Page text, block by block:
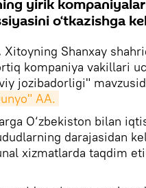
yirik
o‘tkazishga
Xitoyning Shanxay
kompaniya vakillari
jozibadorligi"
AA.
O‘zbekiston bilan
darajasidan
xizmatlarda taqdim